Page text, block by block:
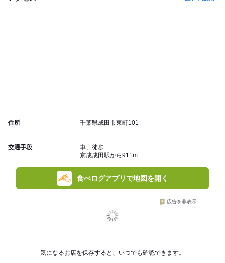
住所 千葉県成田市東町101
交通手段
車、徒歩
京成成田駅から911m
食べログアプリで地図を開く
広告を非表示
気になるお店を保存すると、いつでも確認できます。